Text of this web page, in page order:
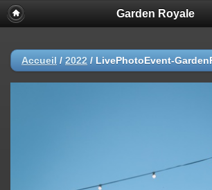
Garden Royale
Accueil / 2022 / LivePhotoEvent-